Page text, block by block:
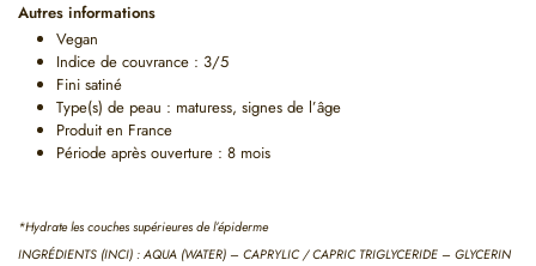
Autres informations
Vegan
Indice de couvrance : 3/5
Fini satiné
Type(s) de peau : maturess, signes de l’âge
Produit en France
Période après ouverture : 8 mois
*Hydrate les couches supérieures de l’épiderme
INGRÉDIENTS (INCI) : AQUA (WATER) – CAPRYLIC / CAPRIC TRIGLYCERIDE – GLYCERIN